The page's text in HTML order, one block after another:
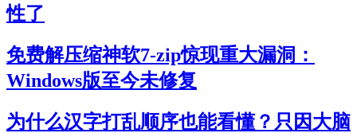
性了
免费解压缩神软7-zip惊现重大漏洞：
Windows版至今未修复
为什么汉字打乱顺序也能看懂？只因大脑